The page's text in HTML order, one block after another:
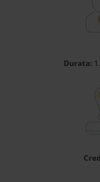
Durata: